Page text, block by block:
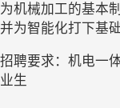
为机械加工的基本
并为智能化打下基础
招聘要求：机电一
业生